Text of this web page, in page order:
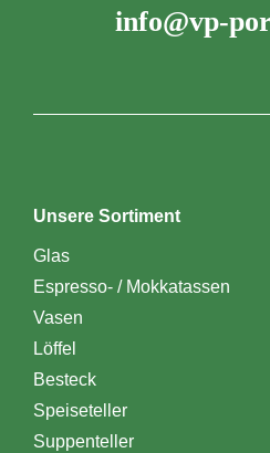
info@vp-
Unsere Sortiment
Glas
Espresso- / Mokkatassen
Vasen
Löffel
Besteck
Speiseteller
Suppenteller